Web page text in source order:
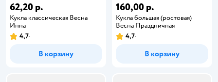
62,20 р.
Кукла классическая Весна
Инна
4,7
В корзину
160,00 р.
Кукла большая (ростовая)
Весна Праздничная
4,7
В корзину